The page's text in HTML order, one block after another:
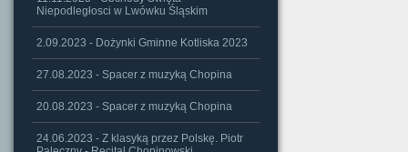
Niepodległosci w Lwówku Śląskim
2.09.2023 - Dożynki Gminne Kotliska 2023
27.08.2023 - Spacer z muzyką Chopina
20.08.2023 - Spacer z muzyką Chopina
24.06.2023 - Z klasyką przez Polskę. Piotr